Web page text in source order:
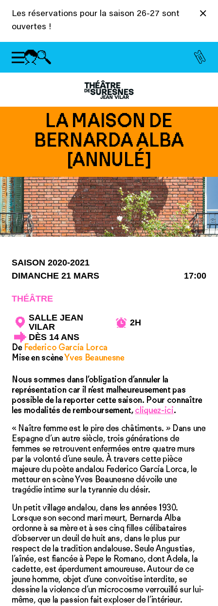
Les réservations pour la saison 26-27 sont
ouvertes !
LA MAISON DE
BERNARDA ALBA
[ANNULÉ]
SAISON 2020-2021
DIMANCHE 21 MARS
17:00
THÉÂTRE
SALLE JEAN
VILAR
2H
DÈS 14 ANS
De Federico García Lorca
Mise en scèneYves Beaunesne
Nous sommes dans l’obligation d’annuler la
représentation car il n’est malheureusement pas
possible de la reporter cette saison. Pour connaître
les modalités de remboursement,cliquez-ici.
« Naître femme est le pire des châtiments. » Dans une
Espagne d’un autre siècle, trois générations de
femmes se retrouvent enfermées entre quatre murs
par la volonté d’une seule. À travers cette pièce
majeure du poète andalou Federico García Lorca, le
metteur en scène Yves Beaunesne dévoile une
tragédie intime sur la tyrannie du désir.
Un petit village andalou, dans les années 1930.
Lorsque son second mari meurt, Bernarda Alba
ordonne à sa mère et à ses cinq filles célibataires
d’observer un deuil de huit ans, dans le plus pur
respect de la tradition andalouse. Seule Angustias,
l’aînée, est fiancée à Pepe le Romano, dont Adela, la
cadette, est éperdument amoureuse. Autour de ce
jeune homme, objet d’une convoitise interdite, se
dessine la violence d’un microcosme verrouillé sur lui-
même, que la passion fait exploser de l’intérieur.